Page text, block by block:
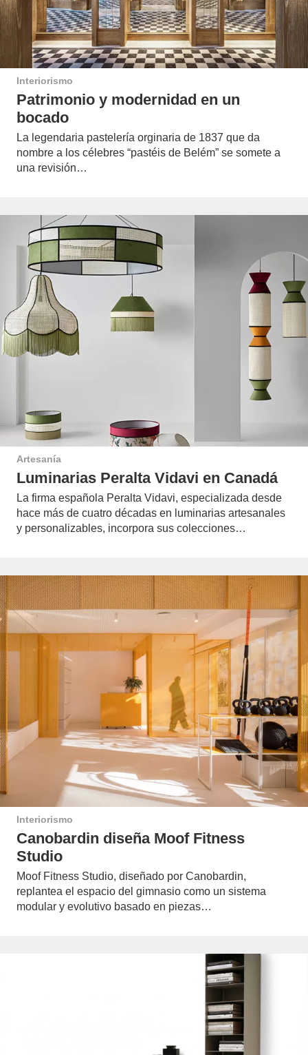
Interiorismo
Patrimonio y modernidad en un
bocado
La legendaria pastelería orginaria de 1837 que da
nombre a los célebres “pastéis de Belém” se somete a
una revisión…
Artesanía
Luminarias Peralta Vidavi en Canadá
La firma española Peralta Vidavi, especializada desde
hace más de cuatro décadas en luminarias artesanales
y personalizables, incorpora sus colecciones…
Interiorismo
Canobardin diseña Moof Fitness
Studio
Moof Fitness Studio, diseñado por Canobardin,
replantea el espacio del gimnasio como un sistema
modular y evolutivo basado en piezas…